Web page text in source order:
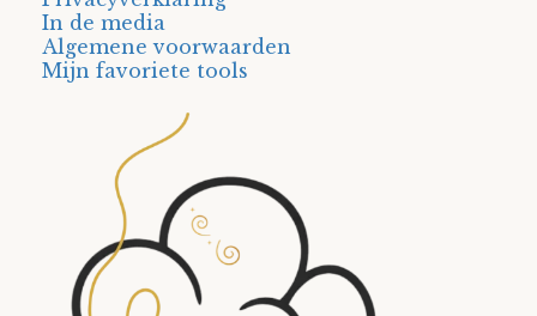
In de media
Algemene voorwaarden
Mijn favoriete tools